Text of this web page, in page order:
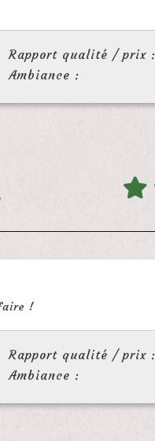
Rapport qualité / prix :
Ambiance :
!
Rapport qualité / prix :
Ambiance :